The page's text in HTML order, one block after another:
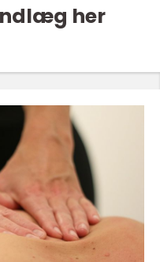
her